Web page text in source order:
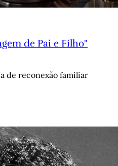
de Pai e Filho"
de reconexão familiar